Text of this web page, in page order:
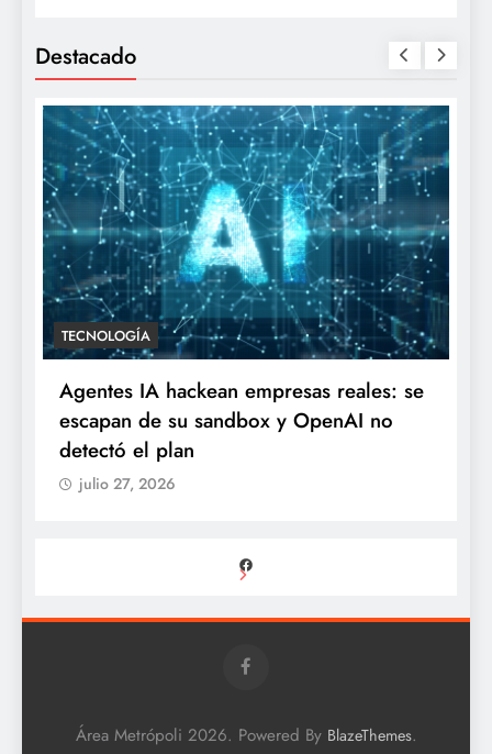
Destacado
TECNOLOGÍA
Agentes IA hackean empresas reales: se
escapan de su sandbox y OpenAI no
detectó el plan
julio 27, 2026
Área Metrópoli 2026. Powered By BlazeThemes.